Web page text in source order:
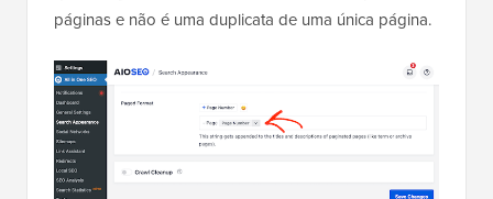
páginas e não é uma duplicata de uma única página.